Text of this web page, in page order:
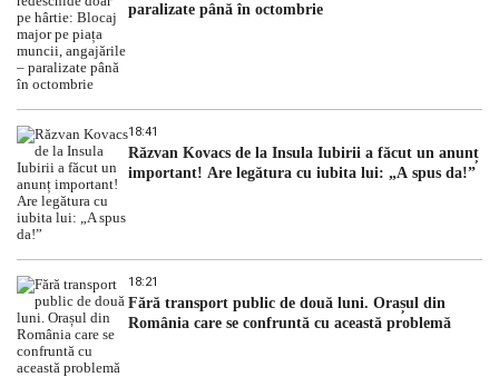
paralizate până în octombrie
18:41
Răzvan Kovacs de la Insula Iubirii a făcut un anunț
important! Are legătura cu iubita lui: „A spus da!”
18:21
Fără transport public de două luni. Orașul din
România care se confruntă cu această problemă